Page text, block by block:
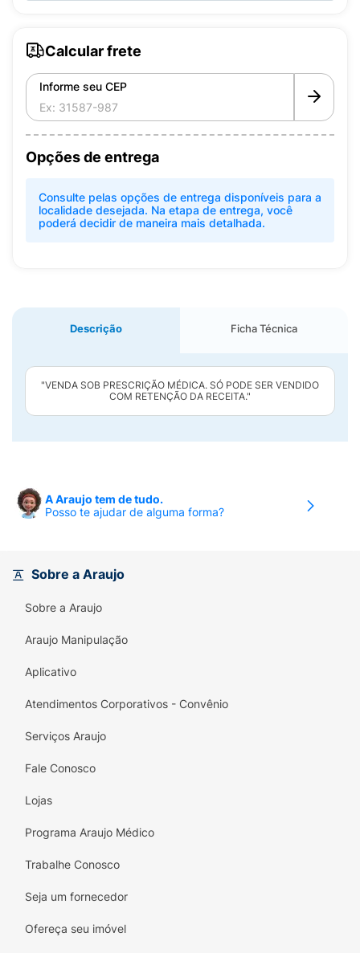
Calcular frete
Informe seu CEP
Opções de entrega
Consulte pelas opções de entrega disponíveis para a
localidade desejada. Na etapa de entrega, você
poderá decidir de maneira mais detalhada.
Descrição Ficha Técnica
"VENDA SOB PRESCRIÇÃO MÉDICA. SÓ PODE SER VENDIDO
COM RETENÇÃO DA RECEITA."
A Araujo tem de tudo.
Posso te ajudar de alguma forma?
Sobre a Araujo
Sobre a Araujo
Araujo Manipulação
Aplicativo
Atendimentos Corporativos - Convênio
Serviços Araujo
Fale Conosco
Lojas
Programa Araujo Médico
Trabalhe Conosco
Seja um fornecedor
Ofereça seu imóvel